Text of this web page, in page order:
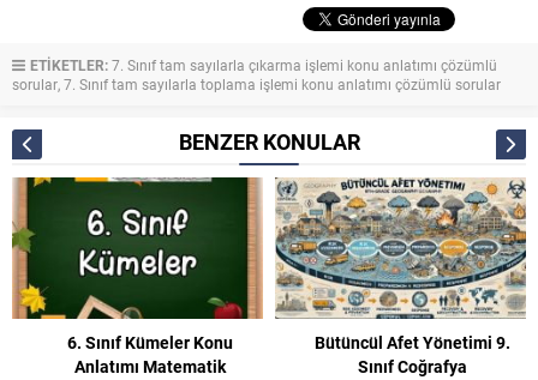
ETİKETLER:7. Sınıf tam sayılarla çıkarma işlemi konu anlatımı çözümlü
sorular,7. Sınıf tam sayılarla toplama işlemi konu anlatımı çözümlü sorular
BENZER KONULAR
Bütüncül Afet Yönetimi 9.
Sınıf Coğrafya
3. Sınıf Doğal Sayılar Konu
Anlatımı Matematik